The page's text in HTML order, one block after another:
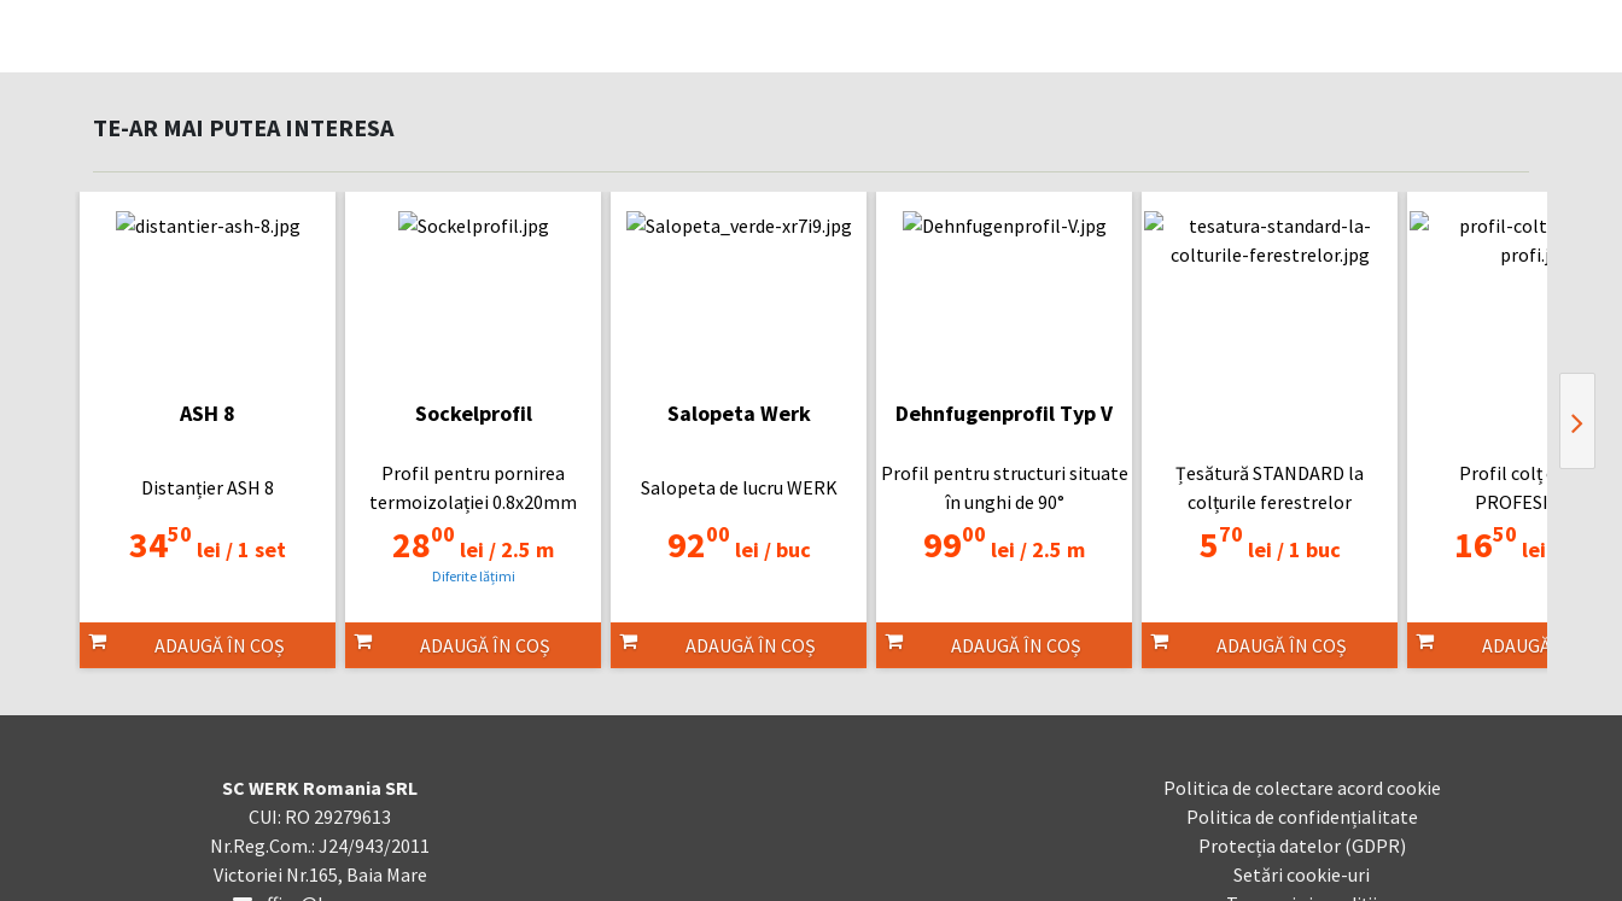
TE-AR MAI PUTEA INTERESA
ASH 8
Distanțier ASH 8
3450
lei / 1 set
ADAUGĂ ÎN COȘ
Sockelprofil
Profil pentru pornirea
termoizolației 0.8x20mm
2800
lei / 2.5 m
Diferite lățimi
ADAUGĂ ÎN COȘ
Salopeta Werk
Salopeta de lucru WERK
9200
lei /buc
ADAUGĂ ÎN COȘ
Dehnfugenprofil Typ V
Profil pentru structuri situate
în unghi de 90°
9900
lei / 2.5 m
ADAUGĂ ÎN COȘ
Țesătură STANDARD la
colțurile ferestrelor
570
lei /1 buc
ADAUGĂ ÎN COȘ
Profil colț cu plasă
PROFESIONAL
1650
lei /
ADAUGĂ ÎN COȘ
SC WERK Romania SRL
CUI: RO 29279613
Nr.Reg.Com.: J24/943/2011
Victoriei Nr.165, Baia Mare
Politica de colectare acord cookie
Politica de confidențialitate
Protecția datelor (GDPR)
Setări cookie-uri